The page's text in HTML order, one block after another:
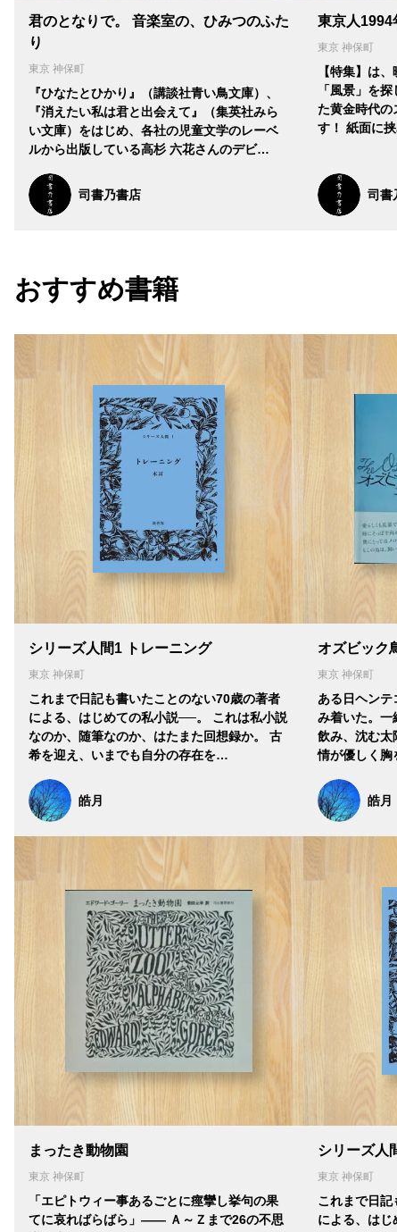
君のとなりで。 音楽室の、ひみつのふた
り
東京 神保町
『ひなたとひかり』（講談社青い鳥文庫）、
『消えたい私は君と出会えて』（集英社みら
い文庫）をはじめ、各社の児童文学のレーベ
ルから出版している高杉 六花さんのデビ…
司書乃書店
東京人1994
東京 神保町
【特集】は
「風景」を
た黄金時代の
す！ 紙面に
司書
おすすめ書籍
シリーズ人間1 トレーニング
東京 神保町
これまで日記も書いたことのない70歳の著者
による、はじめての私小説──。 これは私小説
なのか、随筆なのか、はたまた回想録か。 古
希を迎え、いまでも自分の存在を…
皓月
オズビック
東京 神保町
ある日ヘンテ
み着いた。一
飲み、沈む太
情が優しく
皓月
まったき動物園
東京 神保町
「エピトウィー事あるごとに痙攣し挙句の果
てに哀ればらばら」―― Ａ～Ｚまで26の不思
シリーズ人
東京 神保町
これまで日
による、は